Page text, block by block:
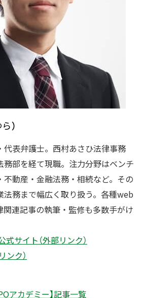
）
代表弁護士。西村あさひ法律事務
部を経て現職。注力分野はベンチ
不動産・金融法務・相続など。その
法務まで幅広く取り扱う。各種web
関連記事の執筆・監修も多数手がけ
サイト（外部リンク）
ンク）
アカデミー】記事一覧